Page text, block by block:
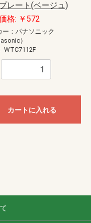
レート(ベージュ)
格: ￥572
ー：パナソニック
）
WTC7112F
カートに入れる